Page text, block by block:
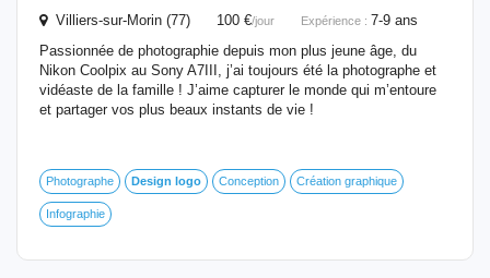
Villiers-sur-Morin (77) 100 €/jour Expérience : 7-9 ans
Passionnée de photographie depuis mon plus jeune âge, du
Nikon Coolpix au Sony A7III, j’ai toujours été la photographe et
vidéaste de la famille ! J’aime capturer le monde qui m’entoure
et partager vos plus beaux instants de vie !
Photographe Design logo Conception Création graphique
Infographie